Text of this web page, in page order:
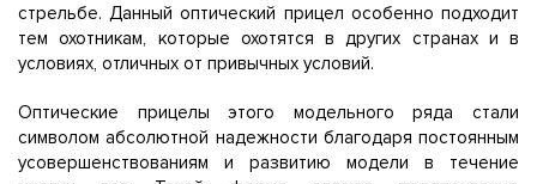
стрельбе. Данный оптический прицел особенно подходит
тем охотникам, которые охотятся в других странах и в
условиях, отличных от привычных условий.
Оптические прицелы этого модельного ряда стали
символом абсолютной надежности благодаря постоянным
усовершенствованиям и развитию модели в течение